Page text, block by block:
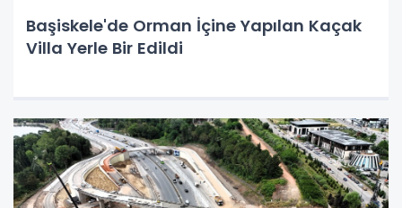
Başiskele'de Orman İçine Yapılan Kaçak
Villa Yerle Bir Edildi